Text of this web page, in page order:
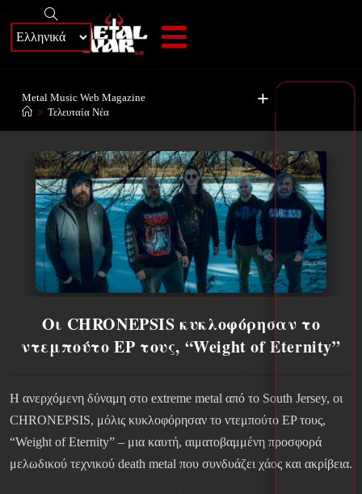
+
Metal Music Web Magazine
> Τελευταία Νέα
Οι CHRONEPSIS κυκλοφόρησαν το
ντεμπούτο EP τους, “Weight of Eternity”
Η ανερχόμενη δύναμη στο extreme metal από το South Jersey, οι
CHRONEPSIS, μόλις κυκλοφόρησαν το ντεμπούτο EP τους,
“Weight of Eternity” – μια καυτή, αιματοβαμμένη προσφορά
μελωδικού τεχνικού death metal που συνδυάζει χάος και ακρίβεια.